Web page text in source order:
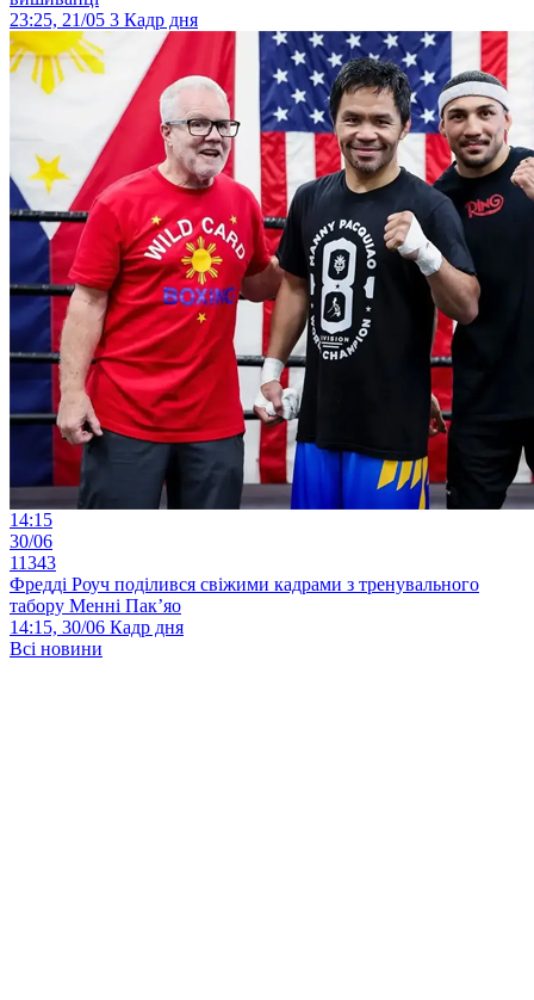
23:25, 21/05 3 Кадр дня
14:15
30/06
11343
Фредді Роуч поділився свіжими кадрами з тренувального
табору Менні Пак’яо
14:15, 30/06 Кадр дня
Всі новини